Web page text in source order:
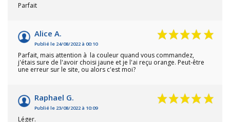
Parfait
Alice A.
Publié le 24/08/2022 à 00:10
Parfait, mais attention à la couleur quand vous commandez,
j'étais sure de l'avoir choisi jaune et je l'ai reçu orange. Peut-être
une erreur sur le site, ou alors c'est moi?
Raphael G.
Publié le 23/08/2022 à 10:09
Léger.